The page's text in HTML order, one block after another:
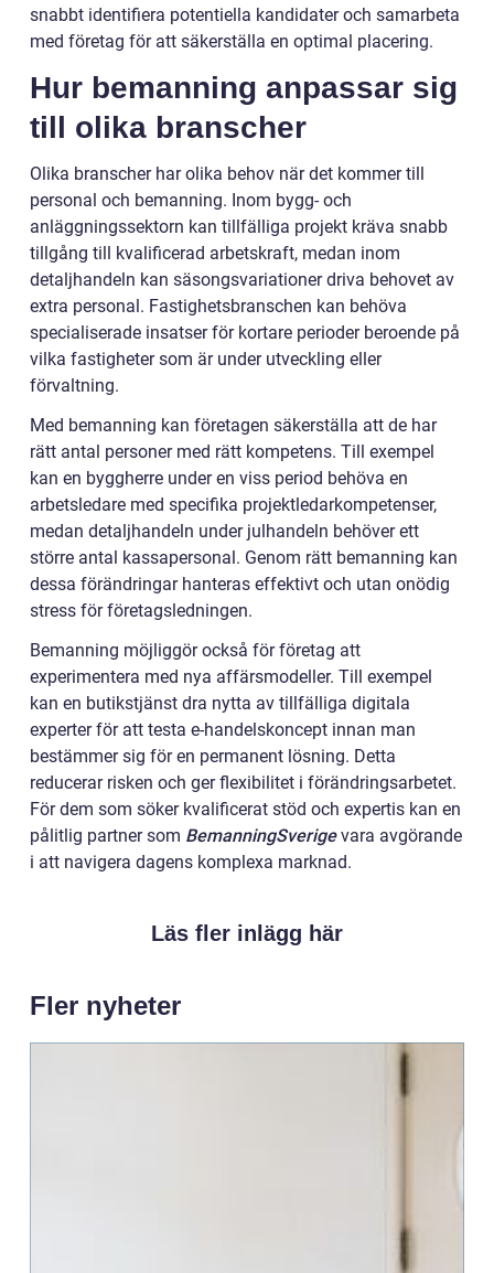
snabbt identifiera potentiella kandidater och samarbeta
med företag för att säkerställa en optimal placering.
Hur bemanning anpassar sig
till olika branscher
Olika branscher har olika behov när det kommer till
personal och bemanning. Inom bygg- och
anläggningssektorn kan tillfälliga projekt kräva snabb
tillgång till kvalificerad arbetskraft, medan inom
detaljhandeln kan säsongsvariationer driva behovet av
extra personal. Fastighetsbranschen kan behöva
specialiserade insatser för kortare perioder beroende på
vilka fastigheter som är under utveckling eller
förvaltning.
Med bemanning kan företagen säkerställa att de har
rätt antal personer med rätt kompetens. Till exempel
kan en byggherre under en viss period behöva en
arbetsledare med specifika projektledarkompetenser,
medan detaljhandeln under julhandeln behöver ett
större antal kassapersonal. Genom rätt bemanning kan
dessa förändringar hanteras effektivt och utan onödig
stress för företagsledningen.
Bemanning möjliggör också för företag att
experimentera med nya affärsmodeller. Till exempel
kan en butikstjänst dra nytta av tillfälliga digitala
experter för att testa e-handelskoncept innan man
bestämmer sig för en permanent lösning. Detta
reducerar risken och ger flexibilitet i förändringsarbetet.
För dem som söker kvalificerat stöd och expertis kan en
pålitlig partner som BemanningSverige vara avgörande
i att navigera dagens komplexa marknad.
Läs fler inlägg här
Fler nyheter